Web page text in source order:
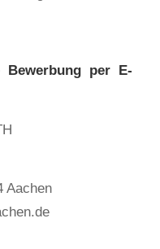
Bewerbung per E-
Aachen